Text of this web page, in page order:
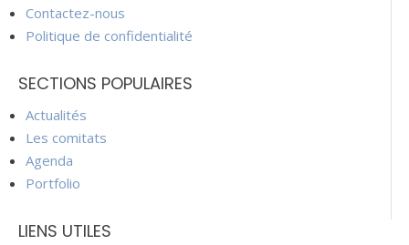
Contactez-nous
Politique de confidentialité
SECTIONS POPULAIRES
Actualités
Les comitats
Agenda
Portfolio
LIENS UTILES